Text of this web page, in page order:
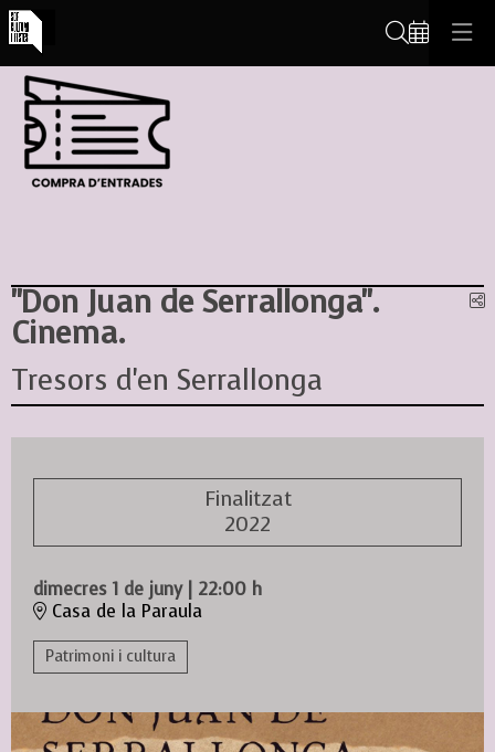
"Don Juan de Serrallonga".
Cinema.
Tresors d'en Serrallonga
Finalitzat
2022
dimecres 1 de juny| 22:00 h
Casa de la Paraula
Patrimoni i cultura